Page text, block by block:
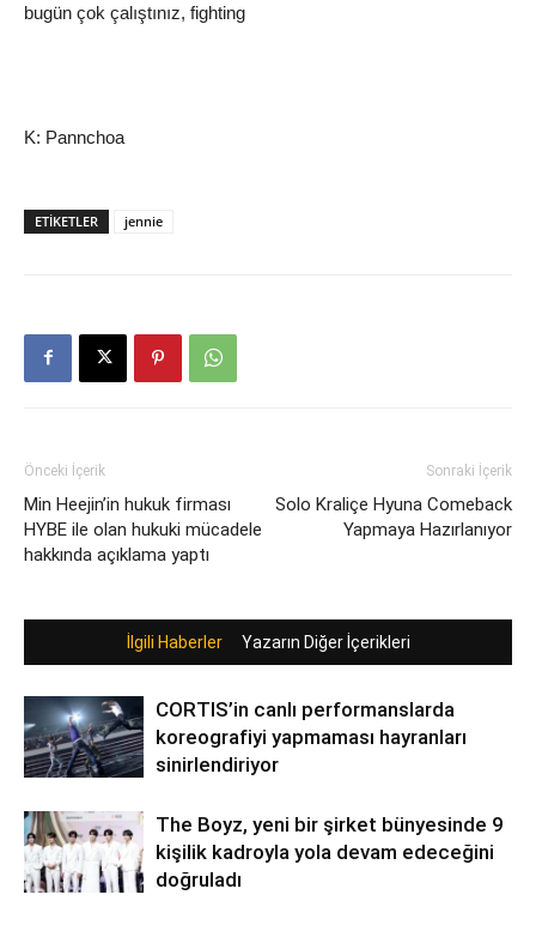
bugün çok çalıştınız, fighting
K: Pannchoa
ETIKETLER jennie
Önceki İçerik
Min Heejin’in hukuk firması
HYBE ile olan hukuki mücadele
hakkında açıklama yaptı
Sonraki İçerik
Solo Kraliçe Hyuna Comeback
Yapmaya Hazırlanıyor
İlgili Haberler Yazarın Diğer İçerikleri
CORTIS’in canlı performanslarda
koreografiyi yapmaması hayranları
sinirlendiriyor
The Boyz, yeni bir şirket bünyesinde 9
kişilik kadroyla yola devam edeceğini
doğruladı